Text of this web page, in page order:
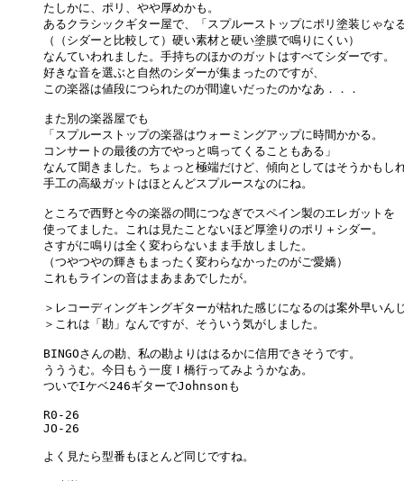
たしかに、ポリ、やや厚めかも。
あるクラシックギター屋で、「スプルーストップにポリ塗装じゃな
（（シダーと比較して）硬い素材と硬い塗膜で鳴りにくい）
なんていわれました。手持ちのほかのガットはすべてシダーです。
好きな音を選ぶと自然のシダーが集まったのですが、
この楽器は値段につられたのが間違いだったのかなあ．．．
また別の楽器屋でも
「スプルーストップの楽器はウォーミングアップに時間かかる。
コンサートの最後の方でやっと鳴ってくることもある」
なんて聞きました。ちょっと極端だけど、傾向としてはそうかもし
手工の高級ガットはほとんどスプルースなのにね。
ところで西野と今の楽器の間につなぎでスペイン製のエレガットを
使ってました。これは見たことないほど厚塗りのポリ＋シダー。
さすがに鳴りは全く変わらないまま手放しました。
（つやつやの輝きもまったく変わらなかったのがご愛嬌）
これもラインの音はまあまあでしたが。
＞レコーディングキングギターが枯れた感じになるのは案外早いん
＞これは「勘」なんですが、そういう気がしました。
BINGOさんの勘、私の勘よりははるかに信用できそうです。
うううむ。今日もう一度Ｉ橋行ってみようかなあ。
ついでIケベ246ギターでJohnsonも
R0-26
JO-26
よく見たら型番もほとんど同じですね。